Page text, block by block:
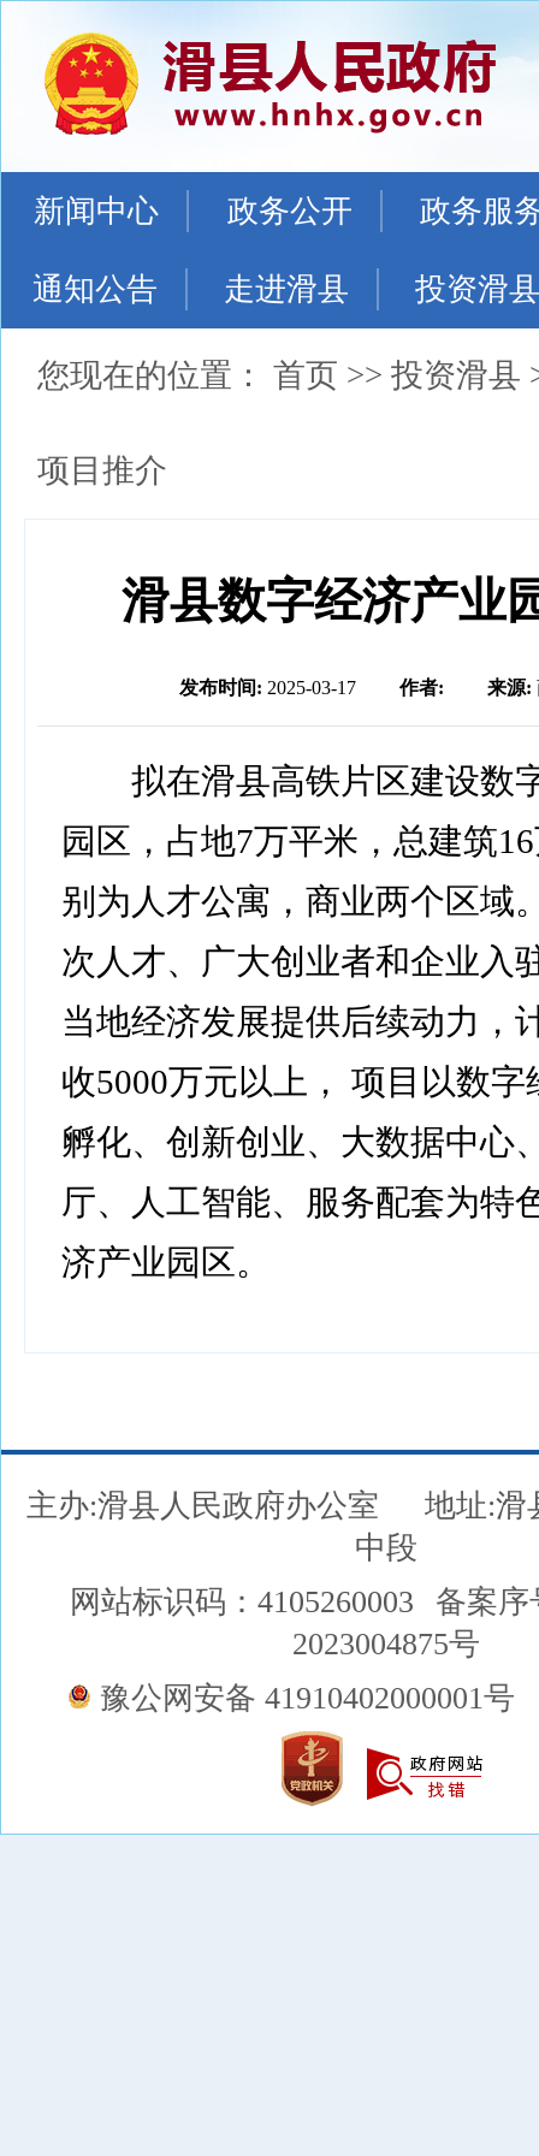
新闻中心 政务公开 政务服
通知公告 走进滑县 投资滑县
您现在的位置： 首页 >> 投资滑县
项目推介
滑县数字经济产业
发布时间: 2025-03-17 作者: 来源:
拟在滑县高铁片区建设数
园区，占地7万平米，总建筑
别为人才公寓，商业两个区域
次人才、广大创业者和企业入
当地经济发展提供后续动力，
收5000万元以上， 项目以数字
孵化、创新创业、大数据中心
厅、人工智能、服务配套为特
济产业园区。
主办:滑县人民政府办公室
地址:滑
中段
网站标识码：4105260003
备案序
2023004875号
豫公网安备 41910402000001号